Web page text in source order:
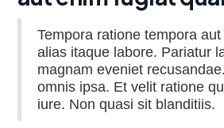
Tempora ratione tempora
alias itaque labore. Pariatur
magnam eveniet
omnis ipsa. Et velit ratione
iure. Non quasi sit blanditiis.